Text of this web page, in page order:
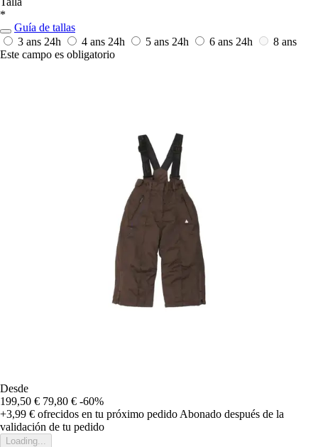
*
Guía de tallas
3 ans 24h 4 ans 24h 5 ans 24h 6 ans 24h
8 ans
Este campo es obligatorio
Desde
199,50 € 79,80 € -60%
+3,99 € ofrecidos en tu próximo pedido Abonado después de la
validación de tu pedido
Loading...